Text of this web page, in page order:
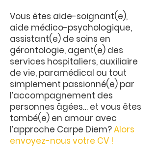
Vous êtes aide-soignant(e),
aide médico-psychologique,
assistant(e) de soins en
gérontologie, agent(e) des
services hospitaliers, auxiliaire
de vie, paramédical ou tout
simplement passionné(e) par
l’accompagnement des
personnes âgées… et vous êtes
tombé(e) en amour avec
l’approche Carpe Diem?Alors
envoyez-nous votre CV !